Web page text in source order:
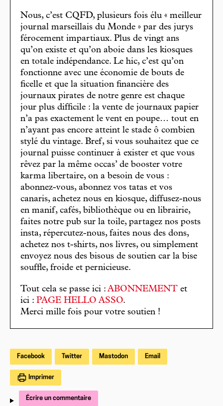
Nous, c’est CQFD, plusieurs fois élu « meilleur
journal marseillais du Monde » par des jurys
férocement impartiaux. Plus de vingt ans
qu’on existe et qu’on aboie dans les kiosques
en totale indépendance. Le hic, c’est qu’on
fonctionne avec une économie de bouts de
ficelle et que la situation financière des
journaux pirates de notre genre est chaque
jour plus difficile : la vente de journaux papier
n’a pas exactement le vent en poupe… tout en
n’ayant pas encore atteint le stade ô combien
stylé du vintage. Bref, si vous souhaitez que ce
journal puisse continuer à exister et que vous
rêvez par la même occas’ de booster votre
karma libertaire, on a besoin de vous :
abonnez-vous, abonnez vos tatas et vos
canaris, achetez nous en kiosque, diffusez-nous
en manif, cafés, bibliothèque ou en librairie,
faites notre pub sur la toile, partagez nos posts
insta, répercutez-nous, faites nous des dons,
achetez nos t-shirts, nos livres, ou simplement
envoyez nous des bisous de soutien car la bise
souffle, froide et pernicieuse.
Tout cela se passe ici : ABONNEMENT et
ici : PAGE HELLO ASSO.
Merci mille fois pour votre soutien !
Facebook Twitter Mastodon Email
Imprimer
Écrire un commentaire